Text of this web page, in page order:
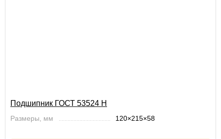
Подшипник ГОСТ 53524 Н
Размеры, мм 120×215×58